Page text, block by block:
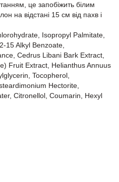
це запобіжить білим
на відстані 15 см від пахв і
Isopropyl Palmitate,
15 Alkyl Benzoate,
Cedrus Libani Bark Extract,
Fruit Extract, Helianthus Annuus
Tocopherol,
Hectorite,
Citronellol, Coumarin, Hexyl